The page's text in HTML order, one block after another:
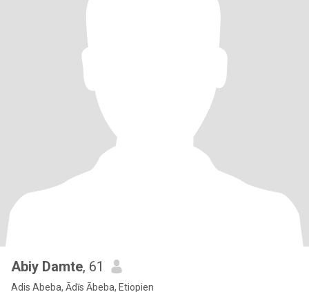
Abiy Damte, 61
Adis Abeba, Ādīs Ābeba, Etiopien